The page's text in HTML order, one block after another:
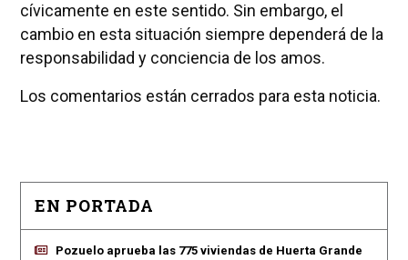
cívicamente en este sentido. Sin embargo, el
cambio en esta situación siempre dependerá de la
responsabilidad y conciencia de los amos.
Los comentarios están cerrados para esta noticia.
EN PORTADA
Pozuelo aprueba las 775 viviendas de Huerta Grande